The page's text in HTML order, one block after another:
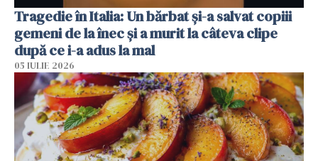
Tragedie în Italia: Un bărbat și-a salvat copiii
gemeni de la înec și a murit la câteva clipe
după ce i-a adus la mal
05 IULIE 2026